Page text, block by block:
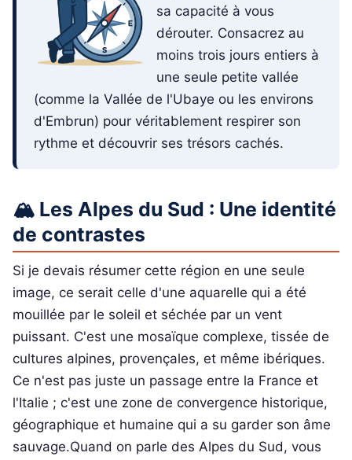
sa capacité à vous
dérouter. Consacrez au
moins trois jours entiers à
une seule petite vallée
(comme la Vallée de l'Ubaye ou les environs
d'Embrun) pour véritablement respirer son
rythme et découvrir ses trésors cachés.
🏔️ Les Alpes du Sud : Une identité
de contrastes
Si je devais résumer cette région en une seule
image, ce serait celle d'une aquarelle qui a été
mouillée par le soleil et séchée par un vent
puissant. C'est une mosaïque complexe, tissée de
cultures alpines, provençales, et même ibériques.
Ce n'est pas juste un passage entre la France et
l'Italie ; c'est une zone de convergence historique,
géographique et humaine qui a su garder son âme
sauvage.Quand on parle des Alpes du Sud, vous